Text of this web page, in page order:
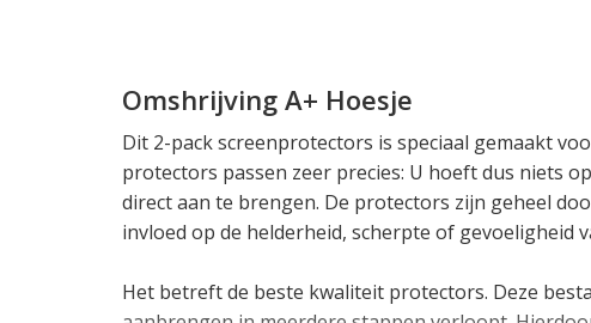
Omshrijving A+ Hoesje
Dit 2-pack screenprotectors is speciaal gemaakt
protectors passen zeer precies: U hoeft dus niets
direct aan te brengen. De protectors zijn geheel
invloed op de helderheid, scherpte of gevoeligheid
Het betreft de beste kwaliteit protectors. Deze